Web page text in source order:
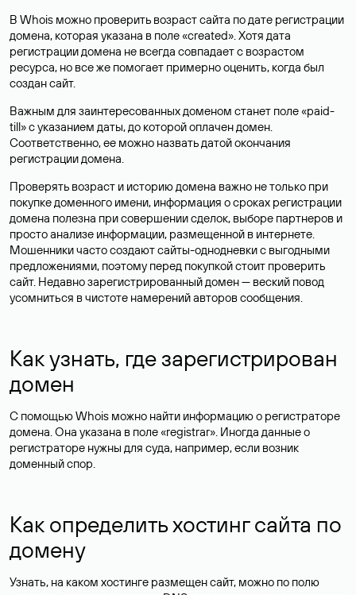
домен можно и в процессе подбора имени в доменной зоне.
Основная ценность сервиса в том, что он содержит всю
информацию о домене, и обычно позволяет получить данные
об истории домена и его владельце.
Что можно проверить в сервисе
проверки домена Whois
Сервис Whois позволяет собрать информацию о сайте по
домену: посмотреть возраст домена и дату, когда завершится
регистрация, актуальные DNS-серверы, кто является
регистратором, а также узнать, чей сайт.
Ниже разбираем, какие данные можно получить после
проверки домена в сервисе Whois.
домен
Иногда пользователи хотят узнать, кому принадлежит сайт,
например, чтобы предложить администратору размещение
рекламы. Узнать владельца домена в сервисе Whois можно не
во всех случаях: часто персональные данныезащищаются
уровне регистраторов или скрываются по правилам
указано в поле «person», если владельцем домена является
организация, то посмотреть название можно в поле «org».
Если вы не знаете, на чье имя зарегистрирован домен, сервис
через форму обратной связи.